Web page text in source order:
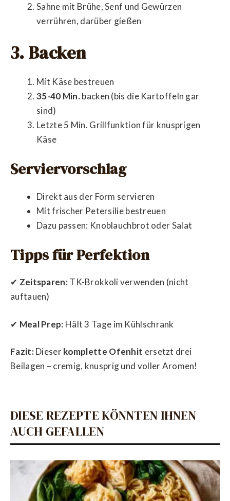
Sahne mit Brühe, Senf und Gewürzen
verrühren, darüber gießen
3. Backen
Mit Käse bestreuen
35-40 Min.backen (bis die Kartoffeln gar
sind)
Letzte 5 Min. Grillfunktion für knusprigen
Käse
Serviervorschlag
Direkt aus der Form servieren
Mit frischer Petersilie bestreuen
Dazu passen: Knoblauchbrot oder Salat
Tipps für Perfektion
✔ Zeitsparen:TK-Brokkoli verwenden (nicht
auftauen)
✔ Meal Prep: Hält 3 Tage im Kühlschrank
Fazit:Dieserkomplette Ofenhit ersetzt drei
Beilagen – cremig, knusprig und voller Aromen!
DIESE REZEPTE KÖNNTEN IHNEN
AUCH GEFALLEN